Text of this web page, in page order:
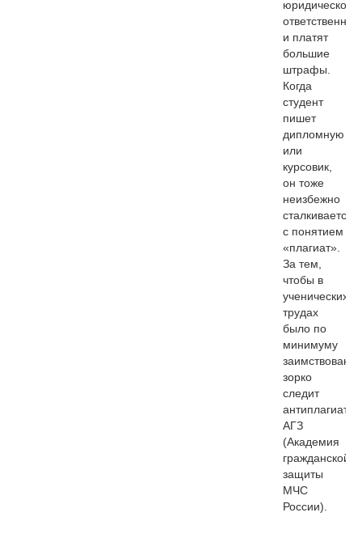
юридической
и платят
большие
штрафы.
Когда
студент
пишет
дипломную
или
курсовик,
он тоже
неизбежно
сталкивается
с понятием
«плагиат».
За тем,
чтобы в
ученических
трудах
было по
минимуму
зорко
следит
антиплагиат
АГЗ
(Академия
гражданской
защиты
МЧС
России).